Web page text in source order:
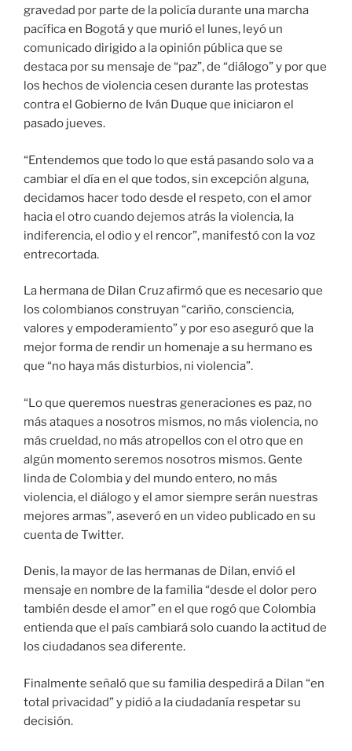
gravedad por parte de la policía durante una marcha
pacífica en Bogotá y que murió el lunes, leyó un
comunicado dirigido a la opinión pública que se
destaca por su mensaje de “paz”, de “diálogo” y por que
los hechos de violencia cesen durante las protestas
contra el Gobierno de Iván Duque que iniciaron el
pasado jueves.
“Entendemos que todo lo que está pasando solo va a
cambiar el día en el que todos, sin excepción alguna,
decidamos hacer todo desde el respeto, con el amor
hacia el otro cuando dejemos atrás la violencia, la
indiferencia, el odio y el rencor”, manifestó con la voz
entrecortada.
La hermana de Dilan Cruz afirmó que es necesario que
los colombianos construyan “cariño, consciencia,
valores y empoderamiento” y por eso aseguró que la
mejor forma de rendir un homenaje a su hermano es
que “no haya más disturbios, ni violencia”.
“Lo que queremos nuestras generaciones es paz, no
más ataques a nosotros mismos, no más violencia, no
más crueldad, no más atropellos con el otro que en
algún momento seremos nosotros mismos. Gente
linda de Colombia y del mundo entero, no más
violencia, el diálogo y el amor siempre serán nuestras
mejores armas”, aseveró en un video publicado en su
cuenta de Twitter.
Denis, la mayor de las hermanas de Dilan, envió el
mensaje en nombre de la familia “desde el dolor pero
también desde el amor” en el que rogó que Colombia
entienda que el país cambiará solo cuando la actitud de
los ciudadanos sea diferente.
Finalmente señaló que su familia despedirá a Dilan “en
total privacidad” y pidió a la ciudadanía respetar su
decisión.